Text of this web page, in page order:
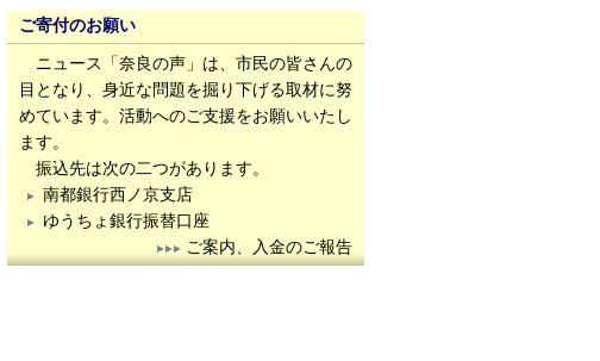
ご寄付のお願い
ニュース「奈良の声」は、市民の皆さんの
目となり、身近な問題を掘り下げる取材に努
めています。活動へのご支援をお願いいたし
ます。
振込先は次の二つがあります。
南都銀行西ノ京支店
ゆうちょ銀行振替口座
ご案内、入金のご報告